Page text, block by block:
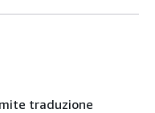
traduzione